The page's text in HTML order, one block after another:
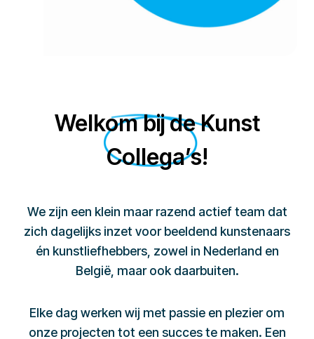
Welkom bij de Kunst
Collega’s!
We zijn een klein maar razend actief team dat
zich dagelijks inzet voor beeldend kunstenaars
én kunstliefhebbers, zowel in Nederland en
België, maar ook daarbuiten.
Elke dag werken wij met passie en plezier om
onze projecten tot een succes te maken. Een